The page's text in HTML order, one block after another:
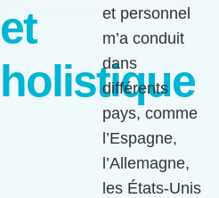
et
holistique
et personnel
m’a conduit
dans
différents
pays, comme
l’Espagne,
l’Allemagne,
les États-Unis